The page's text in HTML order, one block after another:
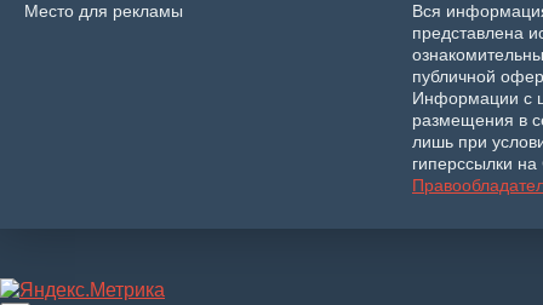
Место для рекламы
Вся
представлена
публичной
Информации с
размещения в
лишь при
гиперссылки на